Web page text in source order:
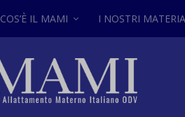
COS’È IL MAMI I NOSTRI